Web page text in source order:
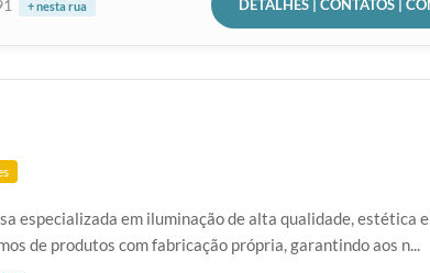
+ nesta rua DETALHES | CONTATOS |
especializada em iluminação de alta qualidade, estética e
de produtos com fabricação própria, garantindo aos n...